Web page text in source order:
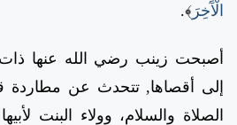
الْآَخِرَ ﴾.
أصبحت زينب رضي الله عنها
إلى أقصاها, تتحدث عن مطاردة
الصلاة والسلام، وولاء البنت